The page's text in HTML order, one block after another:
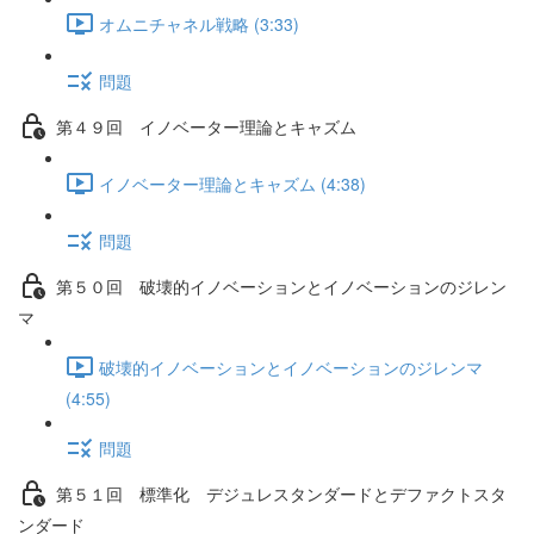
オムニチャネル戦略 (3:33)
問題
第４９回 イノベーター理論とキャズム
イノベーター理論とキャズム (4:38)
問題
第５０回 破壊的イノベーションとイノベーションのジレン
マ
破壊的イノベーションとイノベーションのジレンマ
(4:55)
問題
第５１回 標準化 デジュレスタンダードとデファクトスタ
ンダード